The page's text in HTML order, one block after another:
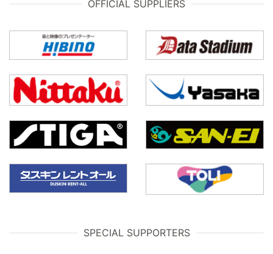
OFFICIAL SUPPLIERS
SPECIAL SUPPORTERS